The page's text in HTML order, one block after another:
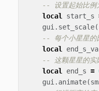
-- 设置起始比例
local
start_s
gui . set_scale(
-- 每个小星星的
local
-- 这颗星星的实
local
end_s =
gui . animate(